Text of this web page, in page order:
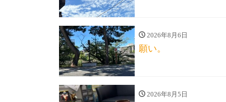
2026年8月6日
願い。
2026年8月5日